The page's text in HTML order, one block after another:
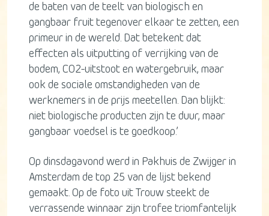
de baten van de teelt van biologisch en
gangbaar fruit tegenover elkaar te zetten, een
primeur in de wereld. Dat betekent dat
effecten als uitputting of verrijking van de
bodem, CO2-uitstoot en watergebruik, maar
ook de sociale omstandigheden van de
werknemers in de prijs meetellen. Dan blijkt:
niet biologische producten zijn te duur, maar
gangbaar voedsel is te goedkoop.’
Op dinsdagavond werd in Pakhuis de Zwijger in
Amsterdam de top 25 van de lijst bekend
gemaakt. Op de foto uit Trouw steekt de
verrassende winnaar zijn trofee triomfantelijk